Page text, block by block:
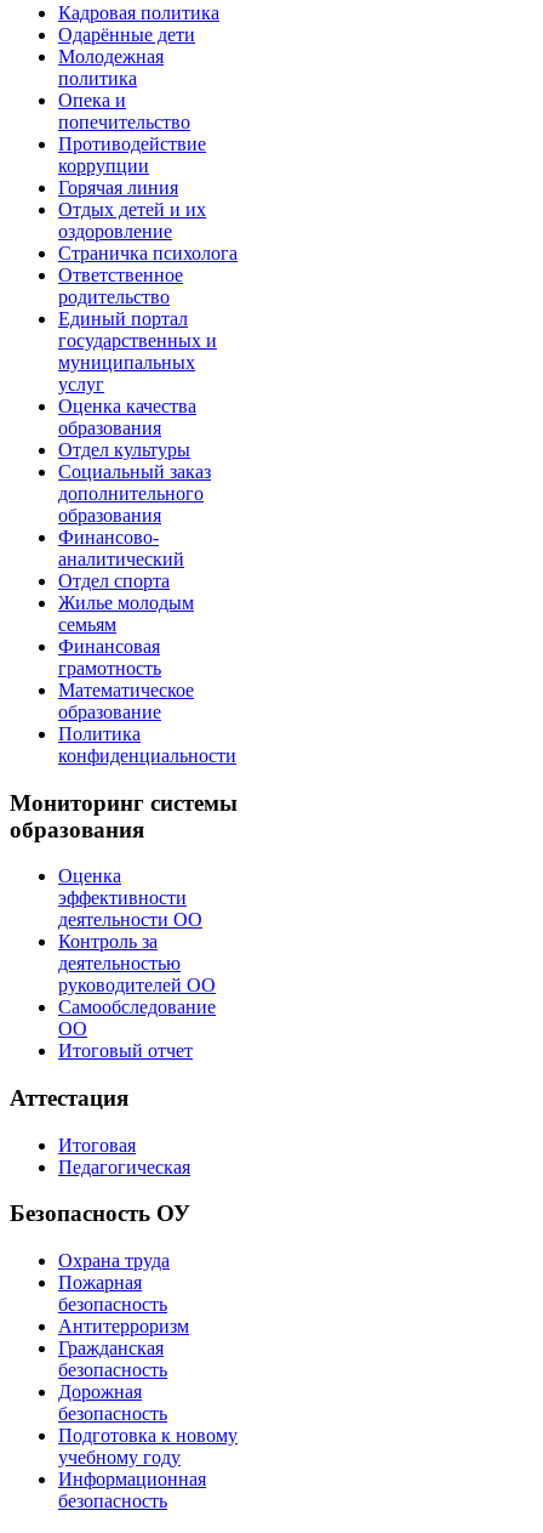
Кадровая политика
Одарённые дети
Молодежная
политика
Опека и
попечительство
Противодействие
коррупции
Горячая линия
Отдых детей и их
оздоровление
Страничка психолога
Ответственное
родительство
Единый портал
государственных и
муниципальных
услуг
Оценка качества
образования
Отдел культуры
Социальный заказ
дополнительного
образования
Финансово-
аналитический
Отдел спорта
Жилье молодым
семьям
Финансовая
грамотность
Математическое
образование
Политика
конфиденциальности
Мониторинг системы
образования
Оценка
эффективности
деятельности ОО
Контроль за
деятельностью
руководителей ОО
Самообследование
ОО
Итоговый отчет
Аттестация
Итоговая
Педагогическая
Безопасность ОУ
Охрана труда
Пожарная
безопасность
Антитерроризм
Гражданская
безопасность
Дорожная
безопасность
Подготовка к новому
учебному году
Информационная
безопасность